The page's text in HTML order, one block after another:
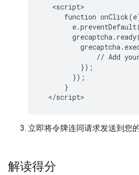
   <script>
function
// Add
          });
        });
      }
立即将令牌连同请求发送到您
解读得分